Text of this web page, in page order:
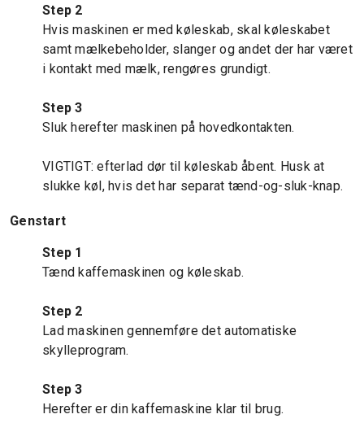
Step 2
Hvis maskinen er med køleskab, skal køleskabet
samt mælkebeholder, slanger og andet der har været
i kontakt med mælk, rengøres grundigt.
Step 3
Sluk herefter maskinen på hovedkontakten.
VIGTIGT: efterlad dør til køleskab åbent. Husk at
slukke køl, hvis det har separat tænd-og-sluk-knap.
Genstart
Step 1
Tænd kaffemaskinen og køleskab.
Step 2
Lad maskinen gennemføre det automatiske
skylleprogram.
Step 3
Herefter er din kaffemaskine klar til brug.